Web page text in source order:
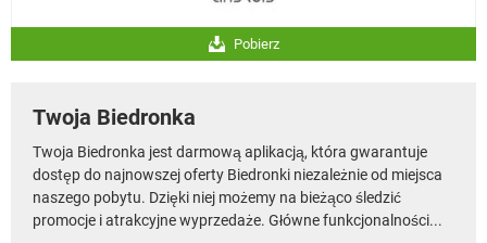
Pobierz
Twoja Biedronka
Twoja Biedronka jest darmową aplikacją, która gwarantuje
dostęp do najnowszej oferty Biedronki niezależnie od miejsca
naszego pobytu. Dzięki niej możemy na bieżąco śledzić
promocje i atrakcyjne wyprzedaże. Główne funkcjonalności...